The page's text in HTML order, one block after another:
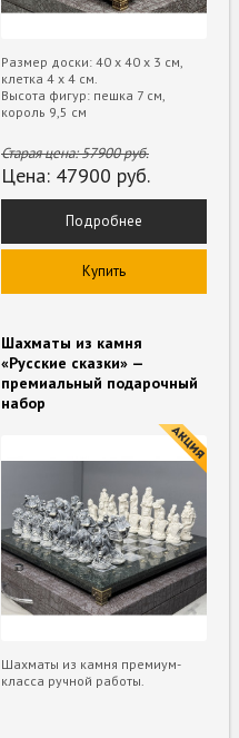
Размер доски: 40 х 40 х 3 см,
клетка 4 х 4 см.
Высота фигур: пешка 7 см,
король 9,5 см
Старая цена:57900руб.
Цена: 47900 руб.
Подробнее
Купить
Шахматы из камня
«Русские сказки» —
премиальный подарочный
набор
Шахматы из камня премиум-
класса ручной работы.